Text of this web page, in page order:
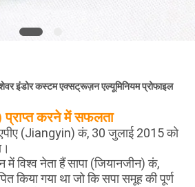
इंडोर कस्टम एक्सट्रूज़न एल्यूमिनियम प्रोफाइल
प्राप्त करने में सफलता
(Jiangyin) कं, 30 जुलाई 2015 को
में विश्व नेता हैंसापा (जियानजीन) कं,
किया गया था जो कि सपा समूह की पूर्ण